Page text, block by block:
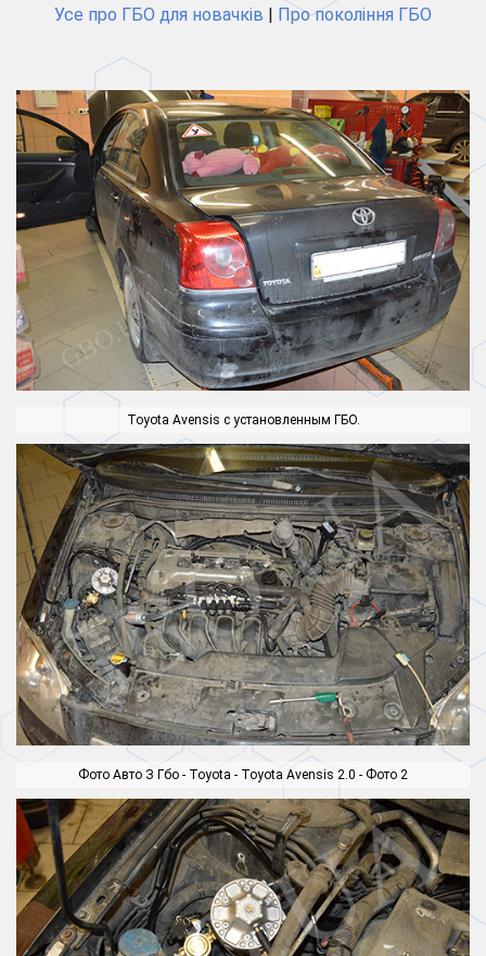
Усе про ГБО для новачків | Про покоління ГБО
Toyota Avensis с установленным ГБО.
Фото Авто З Гбо - Toyota - Toyota Avensis 2.0 - Фото 2